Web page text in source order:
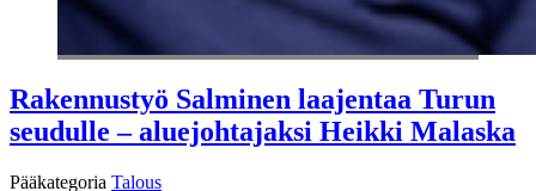
Rakennustyö Salminen laajentaa Turun
seudulle – aluejohtajaksi Heikki Malaska
Pääkategoria Talous